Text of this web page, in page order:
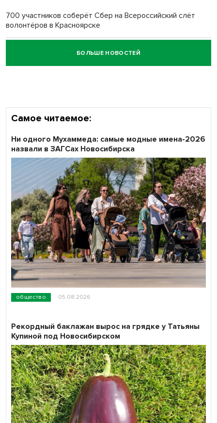
700 участников соберёт Сбер на Всероссийский слёт
волонтёров в Красноярске
Честный выбор: видеонаблюдение обеспечит
объективность результатов ЕДГ в Новосибирской
БОЛЬШЕ НОВОСТЕЙ
Самое читаемое:
общество 05.08.2026
Ни одного Мухаммеда: самые модные имена-2026
назвали в ЗАГСах Новосибирска
Рекордный баклажан вырос на грядке у Татьяны
Купиной под Новосибирском